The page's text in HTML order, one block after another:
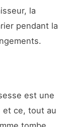
la
pendant la
est une
et ce, tout au